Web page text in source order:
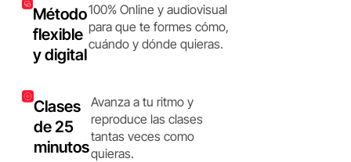
Método
flexible
y digital
100% Online y audiovisual
para que te formes cómo,
cuándo y dónde quieras.
Clases
de 25
minutos
Avanza a tu ritmo y
reproduce las clases
tantas veces como
quieras.